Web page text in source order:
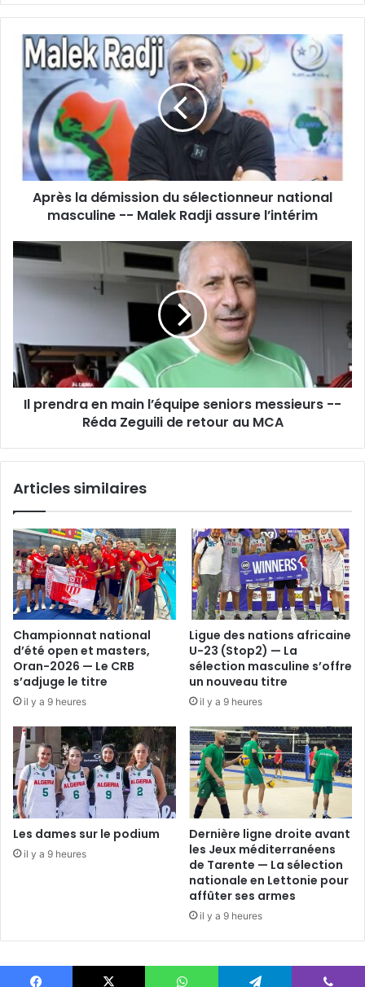
Après
démission
sélectionneur
national
masculine
Malek
l’intérim
Après la démission du sélectionneur national
masculine -- Malek Radji assure l’intérim
prendra
messieurs
-
-
Réda
MCA
Il prendra en main l’équipe seniors messieurs --
Réda Zeguili de retour au MCA
Articles similaires
Championnat national
d’été open et masters,
Oran-2026 — Le CRB
s’adjuge le titre
il y a 9 heures
Ligue des nations africaine
U-23 (Stop2) — La
sélection masculine s’offre
un nouveau titre
il y a 9 heures
Les dames sur le podium
il y a 9 heures
Dernière ligne droite avant
les Jeux méditerranéens
de Tarente — La sélection
nationale en Lettonie pour
affûter ses armes
il y a 9 heures